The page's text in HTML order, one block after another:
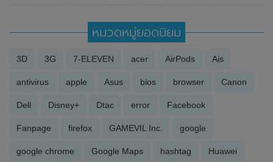
หมวดหมู่ยอดนิยม
3D 3G 7-ELEVEN acer AirPods Ais
antivirus apple Asus bios browser Canon
Dell Disney+ Dtac error Facebook
Fanpage firefox GAMEVIL Inc. google
google chrome Google Maps hashtag Huawei